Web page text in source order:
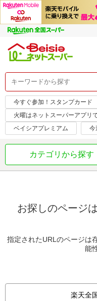
今すぐ参加！スタンプカード
火曜はネットスーパーアプリ
ベイシアプレミアム
今
カテゴリから探す
お探しのページ
指定されたURLのページは
能
楽天全